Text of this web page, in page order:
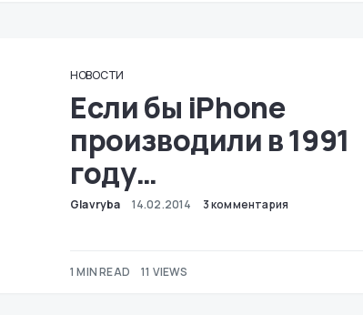
НОВОСТИ
Если бы iPhone
производили в 1991
году…
Glavryba 14.02.2014 3 комментария
1 MIN READ 11 VIEWS